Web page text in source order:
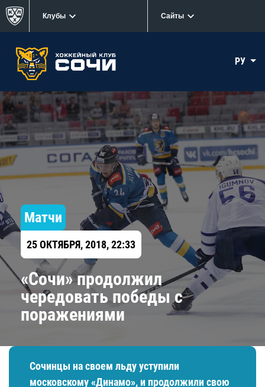
Клубы Сайты
РУ
Матчи
25 ОКТЯБРЯ, 2018, 22:33
«Сочи» продолжил
чередовать победы с
поражениями
Сочинцы на своем льду уступили
московскому «Динамо», и продолжили свою